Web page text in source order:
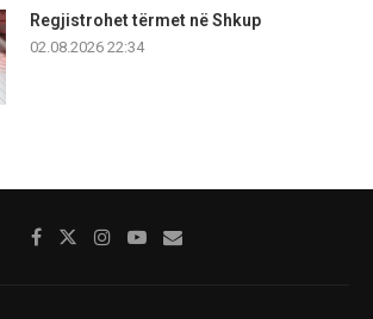
Regjistrohet tërmet në Shkup
02.08.2026 22:34